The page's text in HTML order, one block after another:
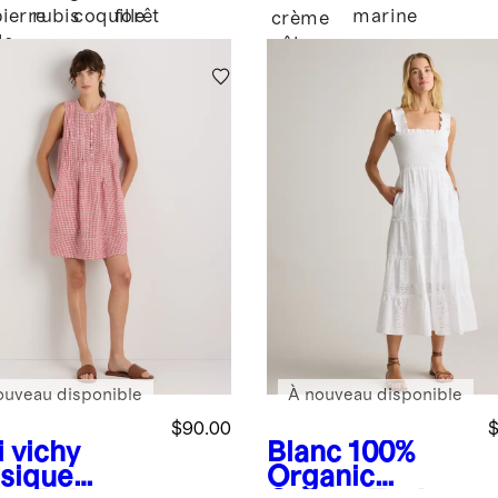
rubiscoquille
forêt
crème
pâle
marine
vichy
$90.00
disponible
Blanc 100%
Organic
À nouveau disponible